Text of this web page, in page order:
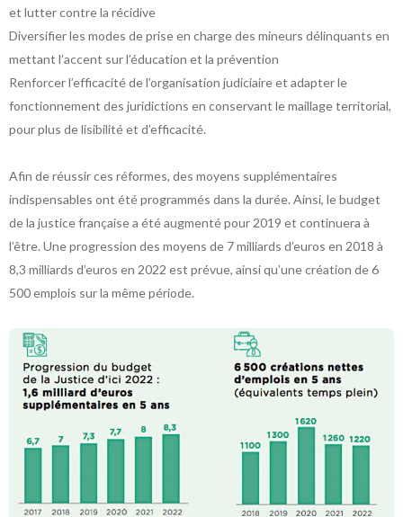
et lutter contre la récidive
Diversifier les modes de prise en charge des mineurs délinquants en
mettant l’accent sur l’éducation et la prévention
Renforcer l’efficacité de l’organisation judiciaire et adapter le
fonctionnement des juridictions en conservant le maillage territorial,
pour plus de lisibilité et d’efficacité.
Afin de réussir ces réformes, des moyens supplémentaires
indispensables ont été programmés dans la durée. Ainsi, le budget
de la justice française a été augmenté pour 2019 et continuera à
l’être. Une progression des moyens de 7 milliards d’euros en 2018 à
8,3 milliards d’euros en 2022 est prévue, ainsi qu’une création de 6
500 emplois sur la même période.